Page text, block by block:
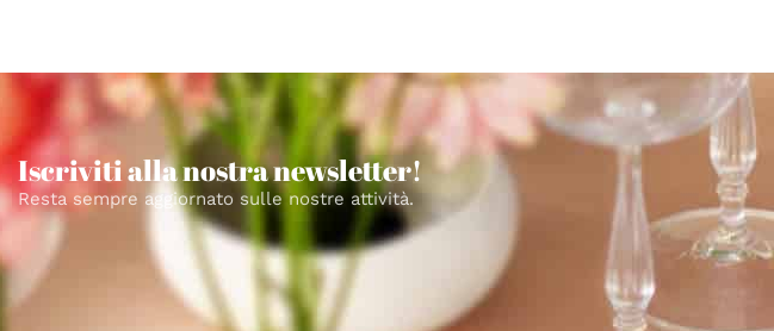
Iscriviti alla nostra newsletter!
Resta sempre aggiornato sulle nostre attività.